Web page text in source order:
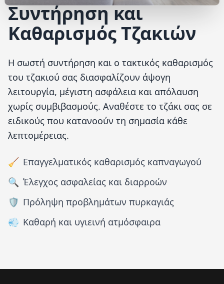
Συντήρηση και
Καθαρισμός Τζακιών
Η σωστή συντήρηση και ο τακτικός καθαρισμός
του τζακιού σας διασφαλίζουν άψογη
λειτουργία, μέγιστη ασφάλεια και απόλαυση
χωρίς συμβιβασμούς. Αναθέστε το τζάκι σας σε
ειδικούς που κατανοούν τη σημασία κάθε
λεπτομέρειας.
🧹 Επαγγελματικός καθαρισμός καπναγωγού
🔍 Έλεγχος ασφαλείας και διαρροών
🛡️ Πρόληψη προβλημάτων πυρκαγιάς
💨 Καθαρή και υγιεινή ατμόσφαιρα